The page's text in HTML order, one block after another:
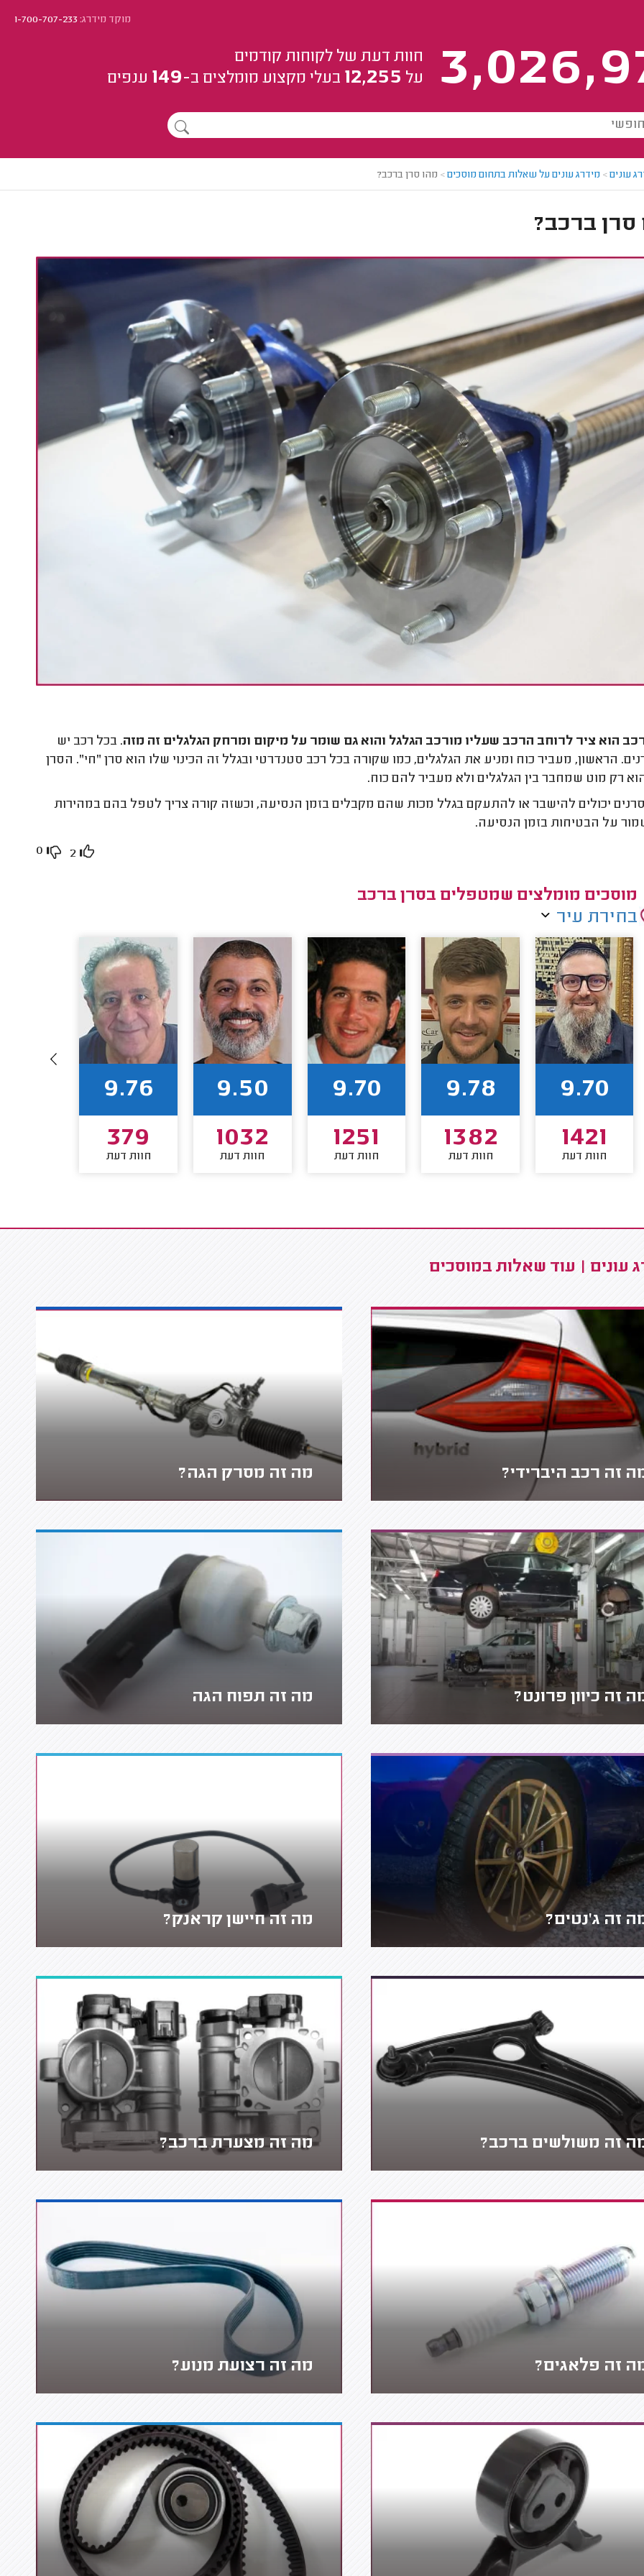
מוקד מידרג:1-700-707-233
חוות דעת של לקוחות קודמים
על 12,255 בעלי מקצוע מומלצים ב-149 ענפים
עונים> מידרג עונים על שאלות בתחום מוסכים> מהו סרן ברכב?
סרן ברכב?
הוא ציר לרוחב הרכב שעליו מורכב הגלגל והוא גם שומר על מיקום ומרחק הגלגלים זה מזה. בכל רכב יש
הראשון, מעביר כוח ומניע את הגלגלים, כמו שקורה בכל רכב סטנדרטי ובגלל זה הכינוי שלו הוא סרן "חי". הסרן
רק מוט שמחבר בין הגלגלים ולא מעביר להם כוח.
יכולים להישבר או להתעקם בגלל מכות שהם מקבלים בזמן הנסיעה, וכשזה קורה צריך לטפל בהם במהירות
על הבטיחות בזמן הנסיעה.
2
0
מוסכים מומלצים שמטפלים בסרן ברכב
בחירת עיר
9.70
1421
חוות דעת
9.78
1382
חוות דעת
9.70
1251
חוות דעת
9.50
1032
חוות דעת
9.76
379
חוות דעת
עונים | עוד שאלות במוסכים
זה רכב היברידי? מה זה מסרק הגה?
זה כיוון פרונט? מה זה תפוח הגה
זה ג'נטים? מה זה חיישן קראנק?
זה משולשים ברכב? מה זה מצערת ברכב?
זה פלאגים? מה זה רצועת מנוע?